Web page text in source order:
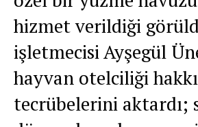
hizmet verildiği
işletmecisi Ayşegül
hayvan otelciliği
tecrübelerini aktardı;